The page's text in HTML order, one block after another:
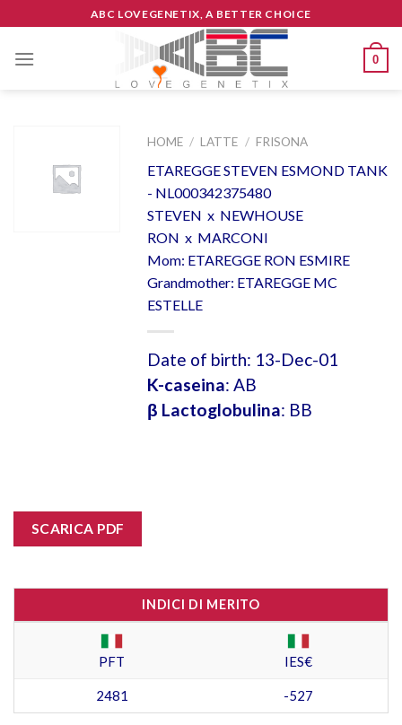
to
content
ABC LOVEGENETIX, A BETTER CHOICE
0
HOME / LATTE / FRISONA
ETAREGGE STEVEN ESMOND TANK
- NL000342375480
STEVEN x NEWHOUSE
RON x MARCONI
Mom: ETAREGGE RON ESMIRE
Grandmother: ETAREGGE MC
ESTELLE
Date of birth: 13-Dec-01
K-caseina: AB
β Lactoglobulina: BB
SCARICA PDF
INDICI DI MERITO
PFT IES€
2481 -527